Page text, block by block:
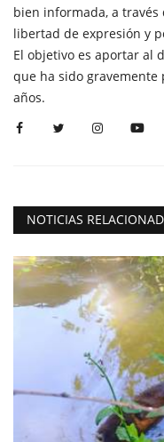
bien informada, a
libertad de expresión y
El objetivo es aportar al
que ha sido
años.
NOTICIAS